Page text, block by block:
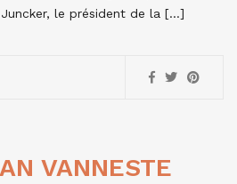
Juncker, le président de la […]
VANNESTE